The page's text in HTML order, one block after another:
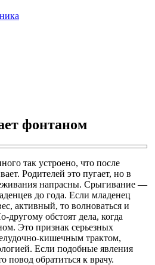
фонтаном
так устроено, что после
Родителей это пугает, но в
напрасны. Срыгивание —
до года. Если младенец
активный, то волноваться и
другому обстоят дела, когда
Это признак серьезных
кишечным трактом,
Если подобные явления
повод обратиться к врачу.